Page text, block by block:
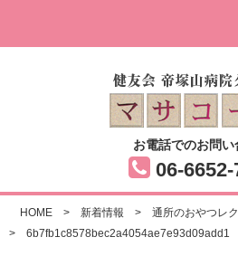
お電話でのお問い
06-
HOME > 新着情報 >
通所のおやつレ
>
6b7fb1c8578bec2a4054ae7e93d09add1